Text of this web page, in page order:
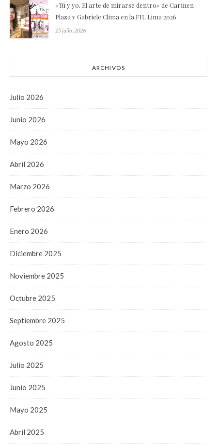
«Tú y yo. El arte de mirarse dentro» de Carmen
Plaza y Gabriele Clima en la FIL Lima 2026
25 julio, 2026
ARCHIVOS
Julio 2026
Junio 2026
Mayo 2026
Abril 2026
Marzo 2026
Febrero 2026
Enero 2026
Diciembre 2025
Noviembre 2025
Octubre 2025
Septiembre 2025
Agosto 2025
Julio 2025
Junio 2025
Mayo 2025
Abril 2025